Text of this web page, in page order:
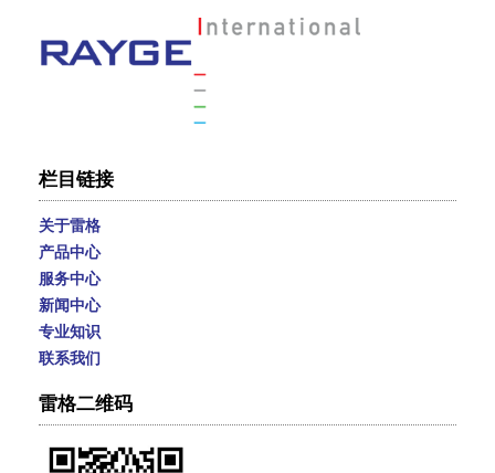
栏目链接
关于雷格
产品中心
服务中心
新闻中心
专业知识
联系我们
雷格二维码